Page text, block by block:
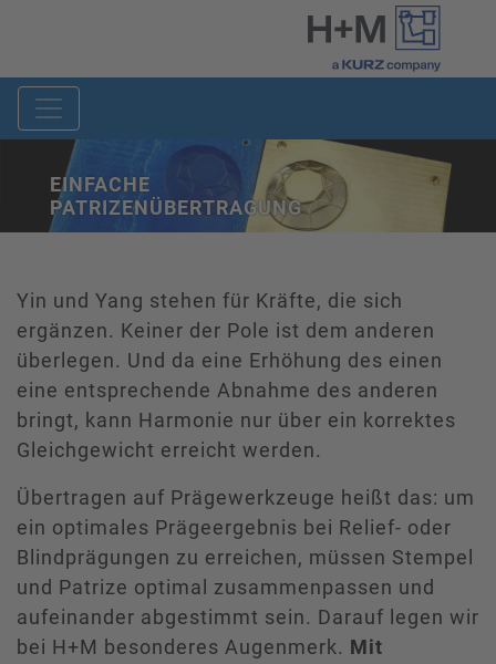
EINFACHE
PATRIZENÜBERTRAGUNG
Yin und Yang stehen für Kräfte, die sich
ergänzen. Keiner der Pole ist dem anderen
überlegen. Und da eine Erhöhung des einen
eine entsprechende Abnahme des anderen
bringt, kann Harmonie nur über ein korrektes
Gleichgewicht erreicht werden.
Übertragen auf Prägewerkzeuge heißt das: um
ein optimales Prägeergebnis bei Relief- oder
Blindprägungen zu erreichen, müssen Stempel
und Patrize optimal zusammenpassen und
aufeinander abgestimmt sein. Darauf legen wir
bei H+M besonderes Augenmerk. Mit